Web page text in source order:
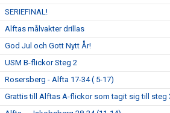
SERIEFINAL!
Alftas målvakter drillas
God Jul och Gott Nytt År!
USM B-flickor Steg 2
Rosersberg - Alfta 17-34 ( 5-17)
Grattis till Alftas A-flickor som tagit sig till steg